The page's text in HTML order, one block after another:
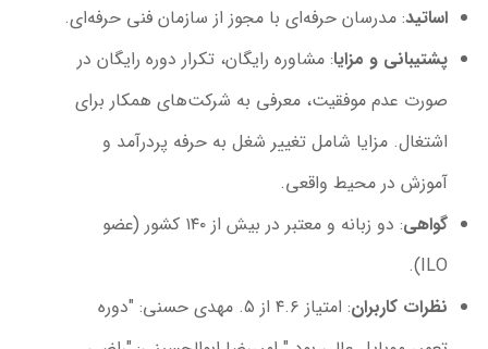
اساتید: مدرسان حرفه‌ای با مجوز از سازمان فنی حرفه‌ای.
پشتیبانی و مزایا: مشاوره رایگان، تکرار دوره رایگان در
صورت عدم موفقیت، معرفی به شرکت‌های همکار برای
اشتغال. مزایا شامل تغییر شغل به حرفه پردرآمد و
آموزش در محیط واقعی.
گواهی
: دو زبانه و معتبر در بیش از ۱۴۰ کشور (عضو
ILO).
نظرات کاربران
: امتیاز ۴.۶ از ۵. مهدی حسنی: "دوره